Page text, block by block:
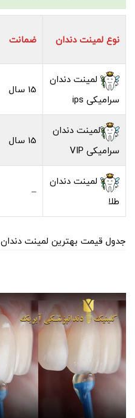
نوع لمینت دندان ضمانت
لمینت دندان
سرامیکی ips
15 سال
لمینت دندان
سرامیکی VIP
15 سال
لمینت دندان
طلا
–
جدول قیمت بهترین لمینت دندان